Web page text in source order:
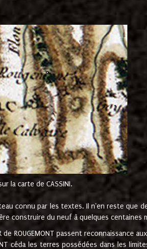
la carte de CASSINI.
connu par les textes. Il n'en reste que
construire du neuf à quelques centaines
de ROUGEMONT passent
céda les terres possédées dans les